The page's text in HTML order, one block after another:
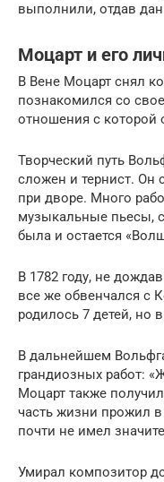
выполнили, отдав
Моцарт и его
В Вене Моцарт снял
познакомился со
отношения с которой
Творческий путь
сложен и тернист. Он
при дворе. Много
музыкальные пьесы,
была и остается
В 1782 году, не
все же обвенчался с
родилось 7 детей, но
В дальнейшем
грандиозных работ:
Моцарт также
часть жизни прожил в
почти не имел
Умирал композитор